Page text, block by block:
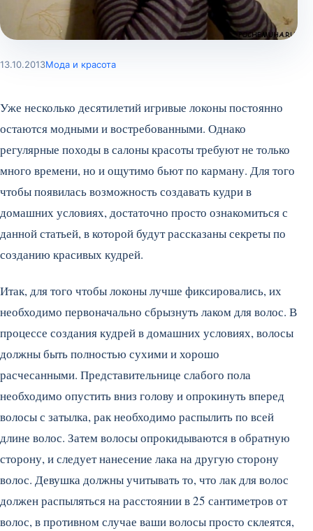
13.10.2013Мода и красота
Уже несколько десятилетий игривые локоны постоянно
остаются модными и востребованными. Однако
регулярные походы в салоны красоты требуют не только
много времени, но и ощутимо бьют по карману. Для того
чтобы появилась возможность создавать кудри в
домашних условиях, достаточно просто ознакомиться с
данной статьей, в которой будут рассказаны секреты по
созданию красивых кудрей.
Итак, для того чтобы локоны лучше фиксировались, их
необходимо первоначально сбрызнуть лаком для волос. В
процессе создания кудрей в домашних условиях, волосы
должны быть полностью сухими и хорошо
расчесанными. Представительнице слабого пола
необходимо опустить вниз голову и опрокинуть вперед
волосы с затылка, рак необходимо распылить по всей
длине волос. Затем волосы опрокидываются в обратную
сторону, и следует нанесение лака на другую сторону
волос. Девушка должны учитывать то, что лак для волос
должен распыляться на расстоянии в 25 сантиметров от
волос, в противном случае ваши волосы просто склеятся,